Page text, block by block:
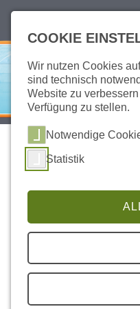
SITEMAP DATENSCHUTZ
AID AUTOIMMUN
AUF DEN KONTAKT
Mit dem ausgefüllten
zuständigen AID-
Dazu ist es wichtig, Ihr
umgehend.
COOKIE
Wir nutzen Cookies
sind technisch
Website zu
Verfügung zu stellen.
Notwendige
Statistik